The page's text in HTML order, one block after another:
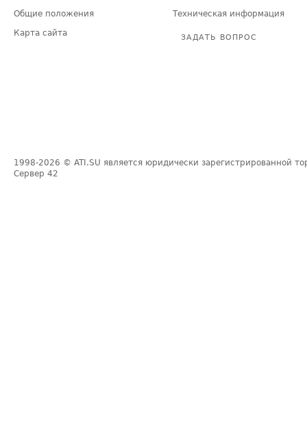
Общие положения
Карта сайта
Техническая информация
ЗАДАТЬ ВОПРОС
1998-2026 © ATI.SU является юридически зарегистрированной
Сервер 42